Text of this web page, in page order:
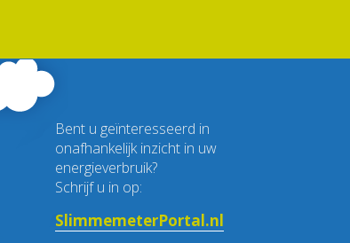
Bent u geïnteresseerd in
onafhankelijk inzicht in uw
energieverbruik?
Schrijf u in op:
SlimmemeterPortal.nl